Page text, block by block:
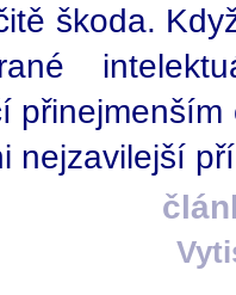
škoda.
nejzavilejší